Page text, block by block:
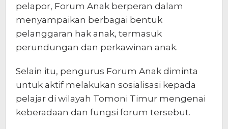
pelapor, Forum Anak berperan dalam
menyampaikan berbagai bentuk
pelanggaran hak anak, termasuk
perundungan dan perkawinan anak.
Selain itu, pengurus Forum Anak diminta
untuk aktif melakukan sosialisasi kepada
pelajar di wilayah Tomoni Timur mengenai
keberadaan dan fungsi forum tersebut.